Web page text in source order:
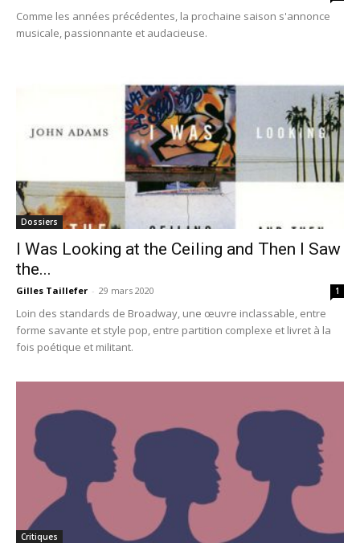
Comme les années précédentes, la prochaine saison s'annonce
musicale, passionnante et audacieuse.
Dossiers
I Was Looking at the Ceiling and Then I Saw
the...
Gilles Taillefer - 29 mars 2020 1
Loin des standards de Broadway, une œuvre inclassable, entre
forme savante et style pop, entre partition complexe et livret à la
fois poétique et militant.
Critiques